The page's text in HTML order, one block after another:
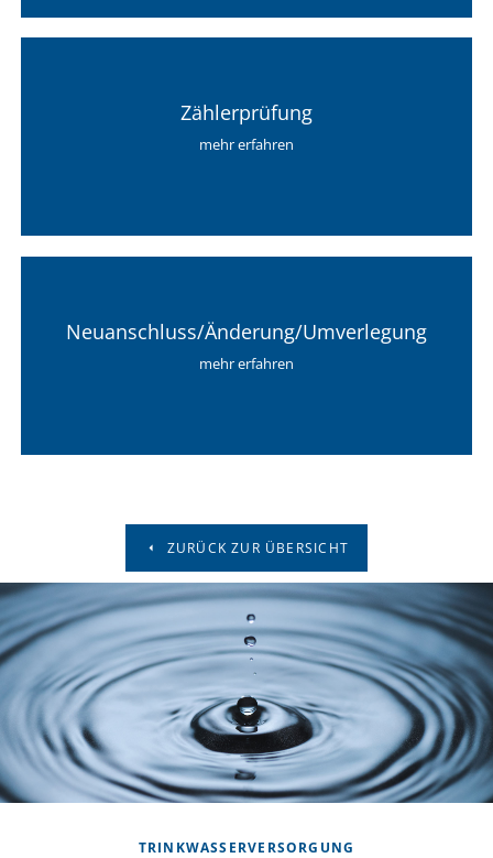
Zählerprüfung
mehr erfahren
Neuanschluss/Änderung/Umverlegung
mehr erfahren
ZURÜCK ZUR ÜBERSICHT
TRINKWASSERVERSORGUNG